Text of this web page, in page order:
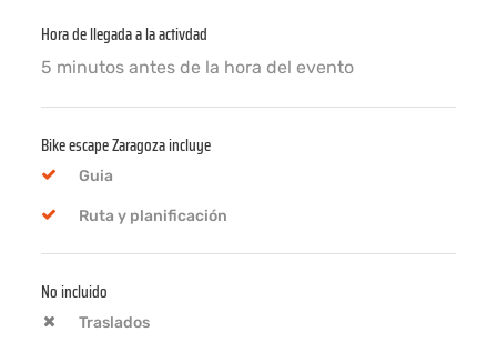
Hora de llegada a la activdad
5 minutos antes de la hora del evento
Bike escape Zaragoza incluye
Guia
Ruta y planificación
No incluido
Traslados